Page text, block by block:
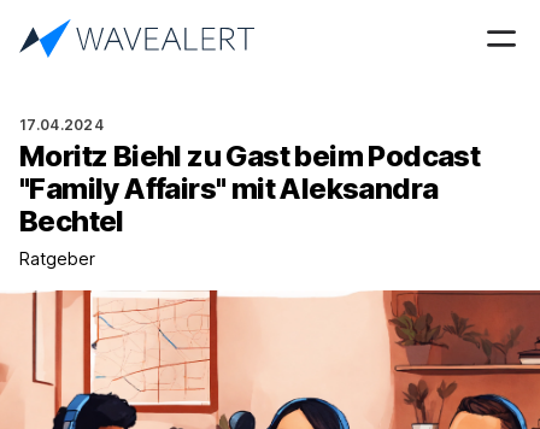
17.04.2024
Moritz Biehl zu Gast beim Podcast
"Family Affairs" mit Aleksandra
Bechtel
Ratgeber